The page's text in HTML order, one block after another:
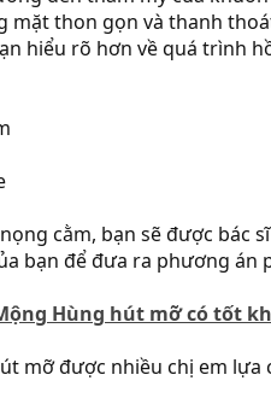
mặt thon gọn và thanh
hiểu rõ hơn về quá trình
cằm, bạn sẽ được bác
bạn để đưa ra phương án
Hùng hút mỡ có tốt
mỡ được nhiều chị em lựa